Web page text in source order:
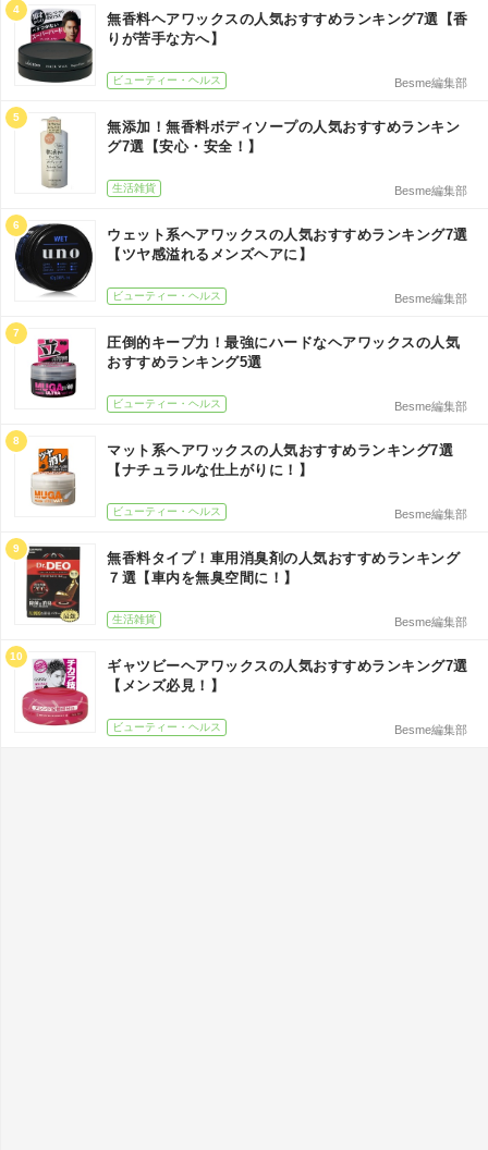
4
無香料ヘアワックスの人気おすすめランキング7選【香
りが苦手な方へ】
ビューティー・ヘルス Besme編集部
5
無添加！無香料ボディソープの人気おすすめランキン
グ7選【安心・安全！】
生活雑貨 Besme編集部
6
ウェット系ヘアワックスの人気おすすめランキング7選
【ツヤ感溢れるメンズヘアに】
ビューティー・ヘルス Besme編集部
7
圧倒的キープ力！最強にハードなヘアワックスの人気
おすすめランキング5選
ビューティー・ヘルス Besme編集部
8
マット系ヘアワックスの人気おすすめランキング7選
【ナチュラルな仕上がりに！】
ビューティー・ヘルス Besme編集部
9
無香料タイプ！車用消臭剤の人気おすすめランキング
７選【車内を無臭空間に！】
生活雑貨 Besme編集部
10
ギャツビーヘアワックスの人気おすすめランキング7選
【メンズ必見！】
ビューティー・ヘルス Besme編集部